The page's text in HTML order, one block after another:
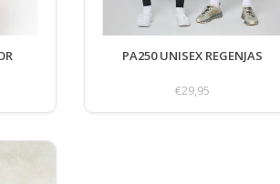
PA250 UNISEX REGENJAS
€29,95